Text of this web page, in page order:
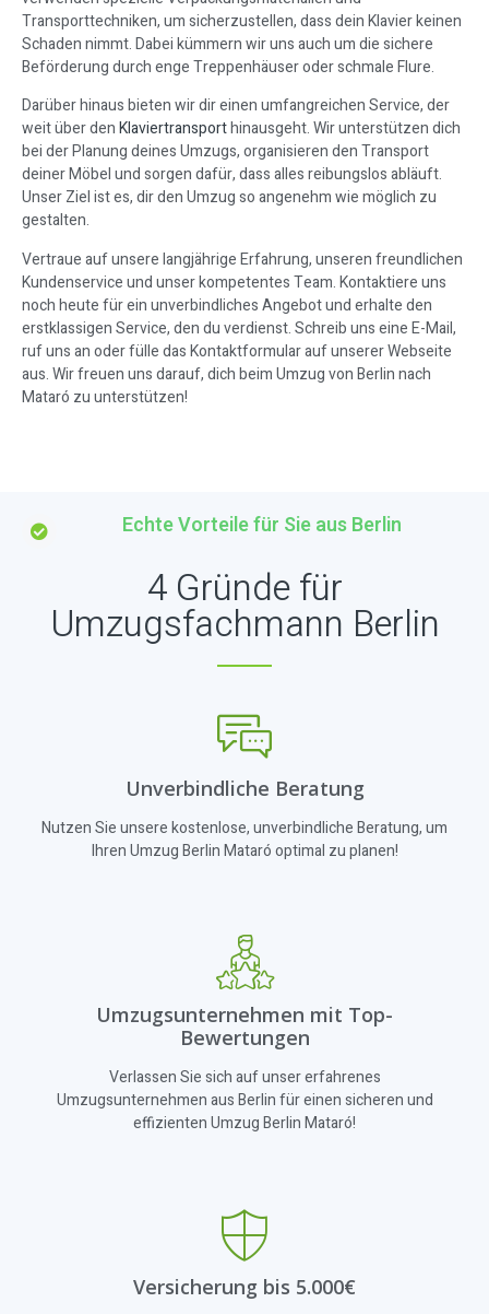
Transporttechniken, um sicherzustellen, dass dein Klavier keinen
Schaden nimmt. Dabei kümmern wir uns auch um die sichere
Beförderung durch enge Treppenhäuser oder schmale Flure.
Darüber hinaus bieten wir dir einen umfangreichen Service, der
weit über denKlaviertransporthinausgeht. Wir unterstützen dich
bei der Planung deines Umzugs, organisieren den Transport
deiner Möbel und sorgen dafür, dass alles reibungslos abläuft.
Unser Ziel ist es, dir den Umzug so angenehm wie möglich zu
gestalten.
Vertraue auf unsere langjährige Erfahrung, unseren freundlichen
Kundenservice und unser kompetentes Team. Kontaktiere uns
noch heute für ein unverbindliches Angebot und erhalte den
erstklassigen Service, den du verdienst. Schreib uns eine E-Mail,
ruf uns an oder fülle das Kontaktformular auf unserer Webseite
aus. Wir freuen uns darauf, dich beim Umzug von Berlin nach
Mataró zu unterstützen!
Echte Vorteile für Sie aus Berlin
4 Gründe für
Umzugsfachmann Berlin
Unverbindliche Beratung
Nutzen Sie unsere kostenlose, unverbindliche Beratung, um
Ihren Umzug Berlin Mataró optimal zu planen!
Umzugsunternehmen mit Top-
Bewertungen
Verlassen Sie sich auf unser erfahrenes
Umzugsunternehmen aus Berlin für einen sicheren und
effizienten Umzug Berlin Mataró!
Versicherung bis 5.000€